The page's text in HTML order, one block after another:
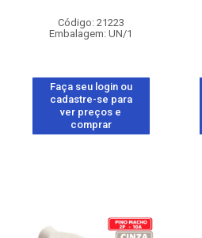
Código: 21223
Embalagem: UN/1
Faça seu login ou
cadastre-se para
ver preços e
comprar